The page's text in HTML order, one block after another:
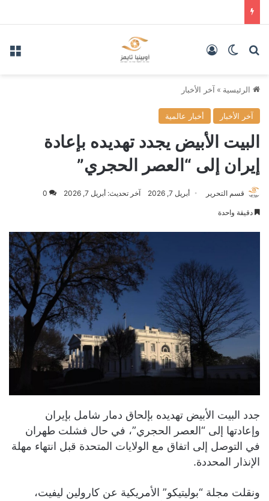
بحث عنالوضع المظلم
الرئيسية » آخر الأخبار
آخر الأخبار أخبار عالمية
البيت الأبيض يجدد تهديده بإعادة
إيران إلى “العصر الحجري”
قسم التحرير أبريل 7, 2026 آخر تحديث: أبريل 7, 2026 0
دقيقة واحدة
جدد البيت الأبيض تهديده بإلحاق دمار شامل بإيران
وإعادتها إلى “العصر الحجري”، في حال فشلت طهران
في التوصل إلى اتفاق مع الولايات المتحدة قبل انتهاء مهلة
الإنذار المحددة.
ونقلت مجلة “بوليتيكو” الأمريكية عن كارولين ليفيت،